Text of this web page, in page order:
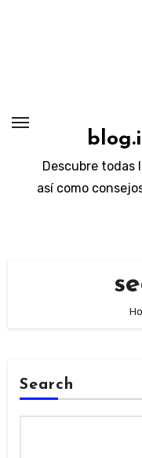
Descubre todas
así como
Search